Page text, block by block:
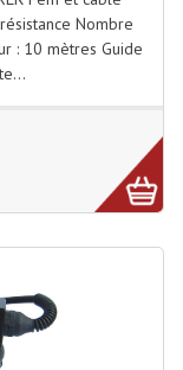
Nombre
: 10 mètres Guide